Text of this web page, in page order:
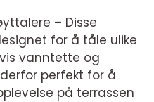
– Disse
for å tåle ulike
vanntette og
perfekt for å
på terrassen